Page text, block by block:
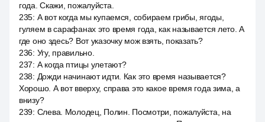
года. Скажи, пожалуйста.
235: А вот когда мы купаемся, собираем грибы, ягоды,
гуляем в сарафанах это время года, как называется лето. А
где оно здесь? Вот указочку мож взять, показать?
236: Угу, правильно.
237: А когда птицы улетают?
238: Дожди начинают идти. Как это время называется?
Хорошо. А вот вверху, справа это какое время года зима, а
внизу?
239: Слева. Молодец, Полин. Посмотри, пожалуйста, на